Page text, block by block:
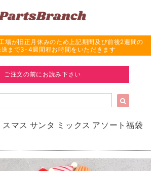
が旧正月休みのため上記期間及び前後2週間の
送まで3-4週間程お時間をいただきます
ご注文の前にお読み下さい
マス サンタ ミックス アソート福袋